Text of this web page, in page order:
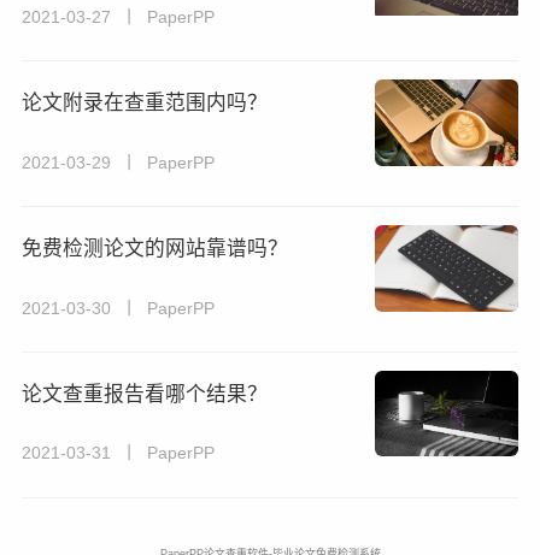
2021-03-27 丨 PaperPP
论文附录在查重范围内吗？
2021-03-29 丨 PaperPP
免费检测论文的网站靠谱吗？
2021-03-30 丨 PaperPP
论文查重报告看哪个结果？
2021-03-31 丨 PaperPP